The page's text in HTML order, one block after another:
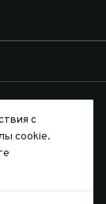
с
cookie.